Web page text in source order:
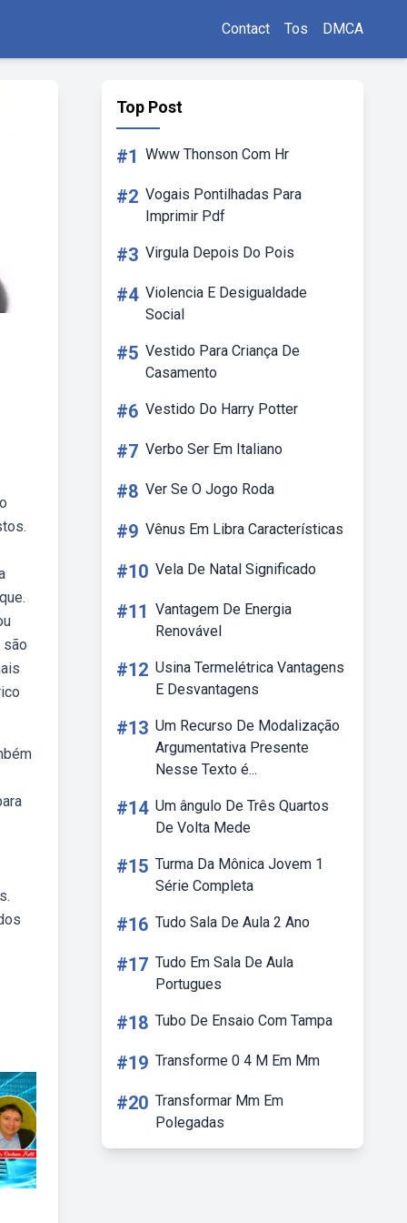
Contact Tos DMCA
Top Post
#1 Www Thonson Com Hr
#2 Vogais Pontilhadas Para
Imprimir Pdf
#3 Virgula Depois Do Pois
#4 Violencia E Desigualdade
Social
#5 Vestido Para Criança De
Casamento
#6 Vestido Do Harry Potter
#7 Verbo Ser Em Italiano
#8 Ver Se O Jogo Roda
#9 Vênus Em Libra Características
#10 Vela De Natal Significado
#11 Vantagem De Energia
Renovável
#12 Usina Termelétrica Vantagens
E Desvantagens
#13 Um Recurso De Modalização
Argumentativa Presente
Nesse Texto é...
#14 Um ângulo De Três Quartos
De Volta Mede
#15 Turma Da Mônica Jovem 1
Série Completa
#16 Tudo Sala De Aula 2 Ano
#17 Tudo Em Sala De Aula
Portugues
#18 Tubo De Ensaio Com Tampa
#19 Transforme 0 4 M Em Mm
#20 Transformar Mm Em
Polegadas